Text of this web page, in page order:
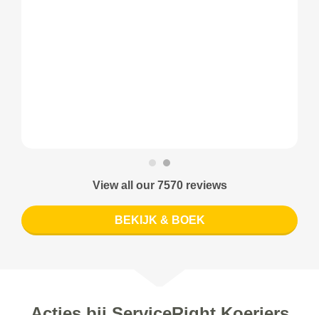
View all our 7570 reviews
BEKIJK & BOEK